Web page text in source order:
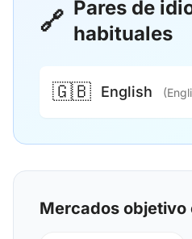
🔗 Pares de
habituales
🇬🇧 English
Mercados objetivo